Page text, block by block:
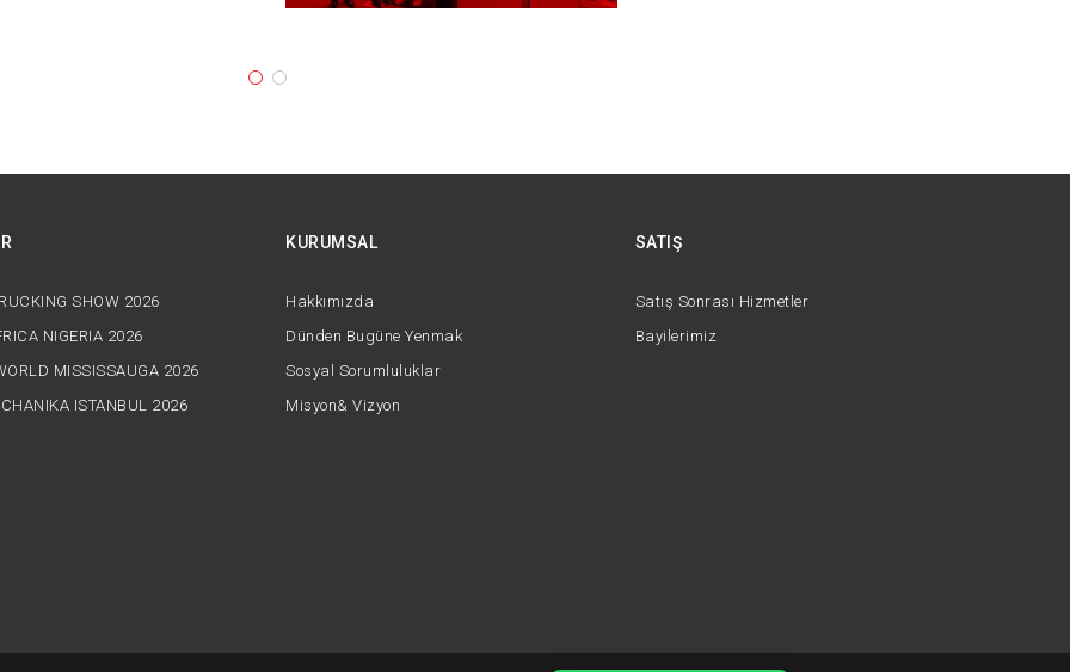
SHOW 2026
NIGERIA 2026
MISSISSAUGA 2026
ISTANBUL 2026
KURUMSAL
Hakkımızda
Dünden Bugüne Yenmak
Sosyal Sorumluluklar
Misyon& Vizyon
SATIŞ
Satış Sonrası Hizmetler
Bayilerimiz